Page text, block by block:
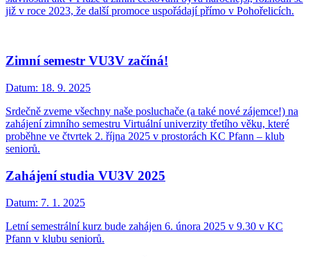
již v roce 2023, že další promoce uspořádají přímo v Pohořelicích.
Zimní semestr VU3V začíná!
Datum: 18. 9. 2025
Srdečně zveme všechny naše posluchače (a také nové zájemce!) na
zahájení zimního semestru Virtuální univerzity třetího věku, které
proběhne ve čtvrtek 2. října 2025 v prostorách KC Pfann – klub
seniorů.
Zahájení studia VU3V 2025
Datum: 7. 1. 2025
Letní semestrální kurz bude zahájen 6. února 2025 v 9.30 v KC
Pfann v klubu seniorů.